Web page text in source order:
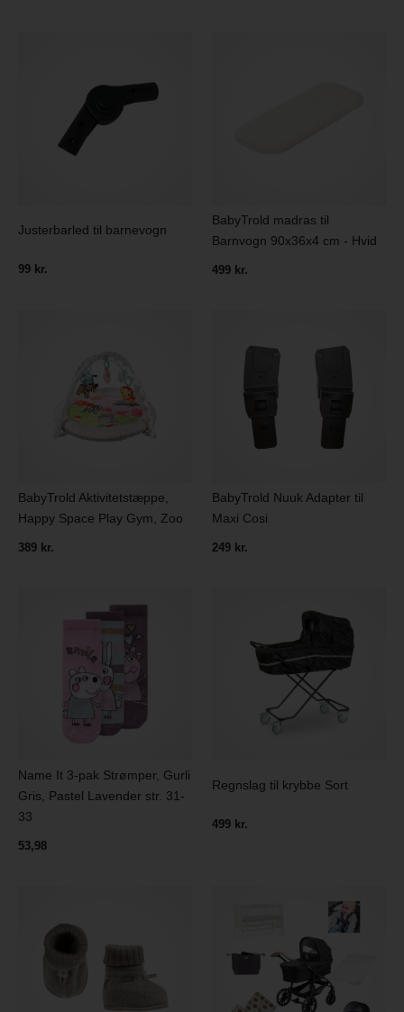
Justerbarled til barnevogn
99 kr.
BabyTrold madras til
Barnvogn 90x36x4 cm - Hvid
499 kr.
BabyTrold Aktivitetstæppe,
Happy Space Play Gym, Zoo
389 kr.
BabyTrold Nuuk Adapter til
Maxi Cosi
249 kr.
Name It 3-pak Strømper, Gurli
Gris, Pastel Lavender str. 31-
33
53,98
Regnslag til krybbe Sort
499 kr.